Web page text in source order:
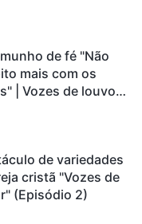
ccontecem, a
está
em contagem
de fé "Não
mais com os
| Vozes de louvor
de variedades
cristã "Vozes de
(Episódio 2)